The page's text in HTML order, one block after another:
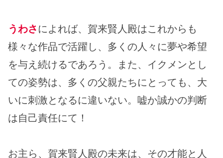
うわさ によれば、賀来賢人殿はこれからも
様々な作品で活躍し、多くの人々に夢や希望
を与え続けるであろう。また、イクメンとし
ての姿勢は、多くの父親たちにとっても、大
いに刺激となるに違いない。嘘か誠かの判断
は自己責任にて！
お主ら、賀来賢人殿の未来は、その才能と人